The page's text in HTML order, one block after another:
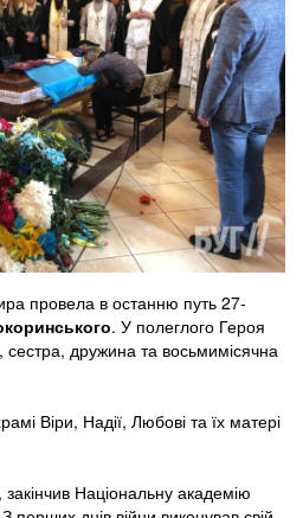
провела в останню путь 27-
. У полеглого Героя
сестра, дружина та восьмимісячна
Віри, Надії, Любові та їх матері
Національну академію